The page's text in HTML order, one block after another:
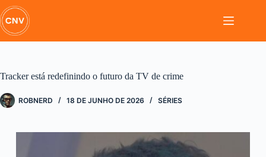
Pular
para
o
conteúdo
Tracker está redefinindo o futuro da TV de crime
ROBNERD 18 DE JUNHO DE 2026 SÉRIES